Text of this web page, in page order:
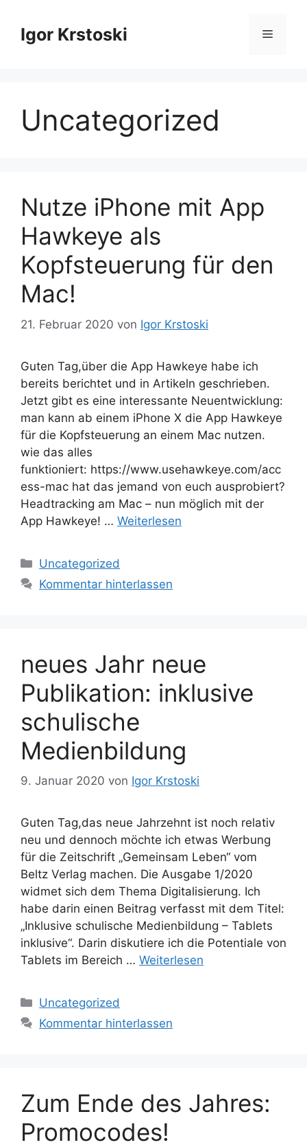
Inhalt
springenIgor Krstoski Menü
Uncategorized
Nutze iPhone mit App
Hawkeye als
Kopfsteuerung für den
Mac!
21. Februar 2020 von Igor Krstoski
Guten Tag,über die App Hawkeye habe ich
bereits berichtet und in Artikeln geschrieben.
Jetzt gibt es eine interessante Neuentwicklung:
man kann ab einem iPhone X die App Hawkeye
für die Kopfsteuerung an einem Mac nutzen.
wie das alles
funktioniert: https://www.usehawkeye.com/acc
ess-mac hat das jemand von euch ausprobiert?
Headtracking am Mac – nun möglich mit der
App Hawkeye! … Weiterlesen
Kategorien
Uncategorized
Kommentar hinterlassen
neues Jahr neue
Publikation: inklusive
schulische
Medienbildung
9. Januar 2020 von Igor Krstoski
Guten Tag,das neue Jahrzehnt ist noch relativ
neu und dennoch möchte ich etwas Werbung
für die Zeitschrift „Gemeinsam Leben“ vom
Beltz Verlag machen. Die Ausgabe 1/2020
widmet sich dem Thema Digitalisierung. Ich
habe darin einen Beitrag verfasst mit dem Titel:
„Inklusive schulische Medienbildung – Tablets
inklusive“. Darin diskutiere ich die Potentiale von
Tablets im Bereich … Weiterlesen
Kategorien
Uncategorized
Kommentar hinterlassen
Zum Ende des Jahres:
Promocodes!